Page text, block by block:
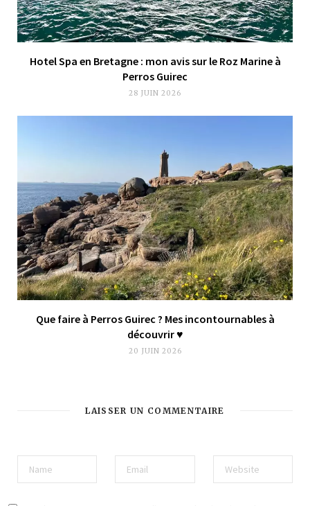
Hotel Spa en Bretagne : mon avis sur le Roz Marine à
Perros Guirec
28 JUIN 2026
Que faire à Perros Guirec ? Mes incontournables à
découvrir ♥︎
20 JUIN 2026
LAISSER UN COMMENTAIRE